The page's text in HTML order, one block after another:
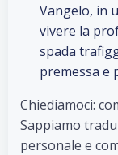
Vangelo, in
vivere la
spada
premessa e
Chiediamoci:
Sappiamo
personale e